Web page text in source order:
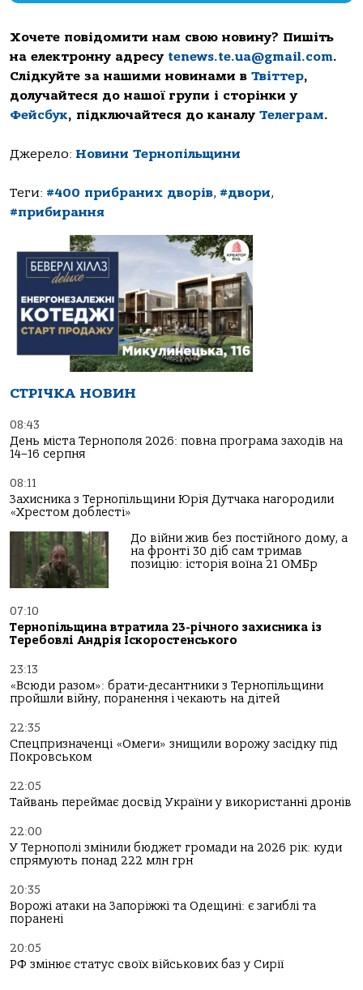
Хочете повідомити нам свою новину? Пишіть
на електронну адресу tenews.te.ua@gmail.com.
Слідкуйте за нашими новинами в Твіттер,
долучайтеся до нашої групи і сторінки у
Фейсбук, підключайтеся до каналу Телеграм.
Джерело: Новини Тернопільщини
Теги: #400 прибраних дворів, #двори,
#прибирання
СТРІЧКА НОВИН
08:43
День міста Тернополя 2026: повна програма заходів на
14–16 серпня
08:11
Захисника з Тернопільщини Юрія Дутчака нагородили
«Хрестом доблесті»
До війни жив без постійного дому, а
на фронті 30 діб сам тримав
позицію: історія воїна 21 ОМБр
07:10
Тернопільщина втратила 23-річного захисника із
Теребовлі Андрія Іскоростенського
23:13
«Всюди разом»: брати-десантники з Тернопільщини
пройшли війну, поранення і чекають на дітей
22:35
Спецпризначенці «Омеги» знищили ворожу засідку під
Покровськом
22:05
Тайвань переймає досвід України у використанні дронів
22:00
У Тернополі змінили бюджет громади на 2026 рік: куди
спрямують понад 222 млн грн
20:35
Ворожі атаки на Запоріжжі та Одещині: є загиблі та
поранені
20:05
РФ змінює статус своїх військових баз у Сирії